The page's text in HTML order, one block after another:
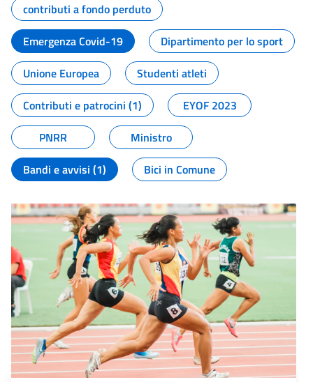
contributi a fondo perduto
Emergenza Covid-19
Dipartimento per lo sport
Unione Europea
Studenti atleti
Contributi e patrocini (1)
EYOF 2023
PNRR
Ministro
Bandi e avvisi (1)
Bici in Comune